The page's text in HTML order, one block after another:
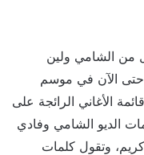
من الشامي ولين
حتى الآن في موسم
قائمة الأغاني الرائجة على
الـ6، وكتب كلمات الديو الشامي وفادي
وتقول كلمات